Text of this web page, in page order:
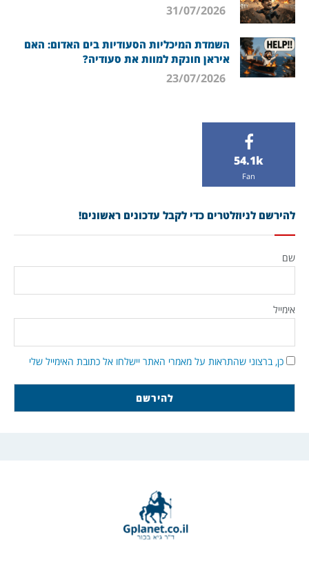
השמדת המיכליות הסעודיות בים האדום: האם
איראן חונקת למוות את סעודיה?
54.1k
Fan
להירשם לניוזלטרים כדי לקבל עדכונים ראשונים!
שם
אימייל
כן, ברצוני שהתראות על מאמרי האתר יישלחו אל כתובת האימייל שלי